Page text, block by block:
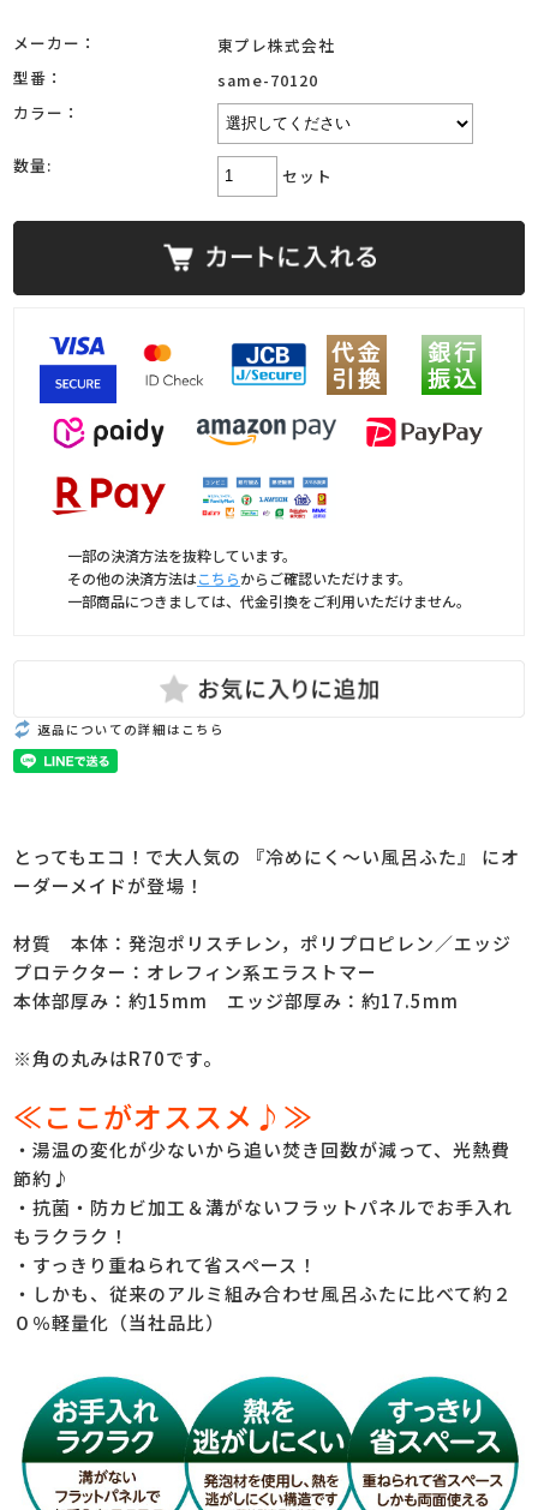
メーカー：
東プレ株式会社
型番：
same-70120
カラー：
数量: セット
一部の決済方法を抜粋しています。
その他の決済方法はこちらからご確認いただけます。
一部商品につきましては、代金引換をご利用いただけません。
返品についての詳細はこちら
とってもエコ！で大人気の 『冷めにく～い風呂ふた』 にオ
ーダーメイドが登場！
材質 本体：発泡ポリスチレン，ポリプロピレン／エッジ
プロテクター：オレフィン系エラストマー
本体部厚み：約15mm エッジ部厚み：約17.5mm
※角の丸みはR70です。
≪ここがオススメ♪≫
・湯温の変化が少ないから追い焚き回数が減って、光熱費
節約♪
・抗菌・防カビ加工＆溝がないフラットパネルでお手入れ
もラクラク！
・すっきり重ねられて省スペース！
・しかも、従来のアルミ組み合わせ風呂ふたに比べて約２
０％軽量化（当社品比）